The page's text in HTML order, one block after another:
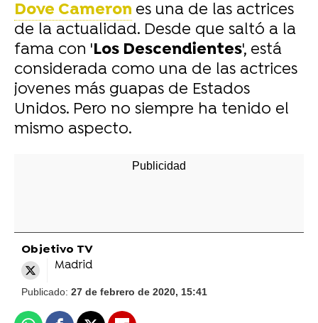
Dove Cameron es una de las actrices
de la actualidad. Desde que saltó a la
fama con 'Los Descendientes', está
considerada como una de las actrices
jovenes más guapas de Estados
Unidos. Pero no siempre ha tenido el
mismo aspecto.
Objetivo TV
Madrid
Publicado: 27 de febrero de 2020, 15:41